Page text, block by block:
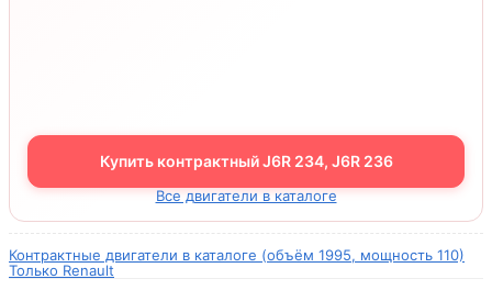
Купить контрактный J6R 234, J6R 236
Все двигатели в каталоге
Контрактные двигатели в каталоге (объём 1995, мощность 110)
Только Renault